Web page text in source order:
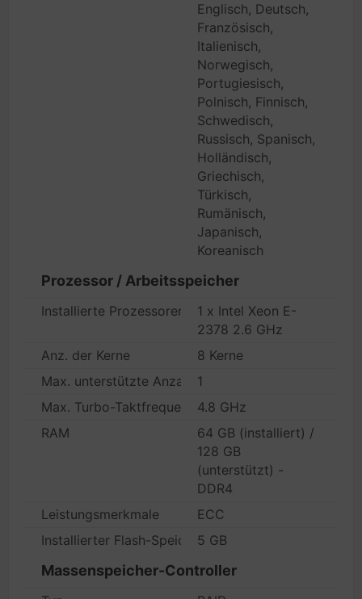
Englisch, Deutsch,
Französisch,
Italienisch,
Norwegisch,
Portugiesisch,
Polnisch, Finnisch,
Schwedisch,
Russisch, Spanisch,
Holländisch,
Griechisch,
Türkisch,
Rumänisch,
Japanisch,
Koreanisch
Prozessor / Arbeitsspeicher
Installierte Prozessoren
1 x Intel Xeon E-
2378 2.6 GHz
Anz. der Kerne
8 Kerne
Max. unterstützte Anzahl
1
Max. Turbo-Taktfrequenz
4.8 GHz
RAM
64 GB (installiert) /
128 GB
(unterstützt) -
DDR4
Leistungsmerkmale
ECC
Installierter Flash-Speicher5 GB
Massenspeicher-Controller